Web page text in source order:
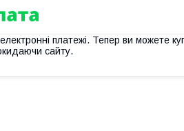
платежі. Тепер ви можете
сайту.